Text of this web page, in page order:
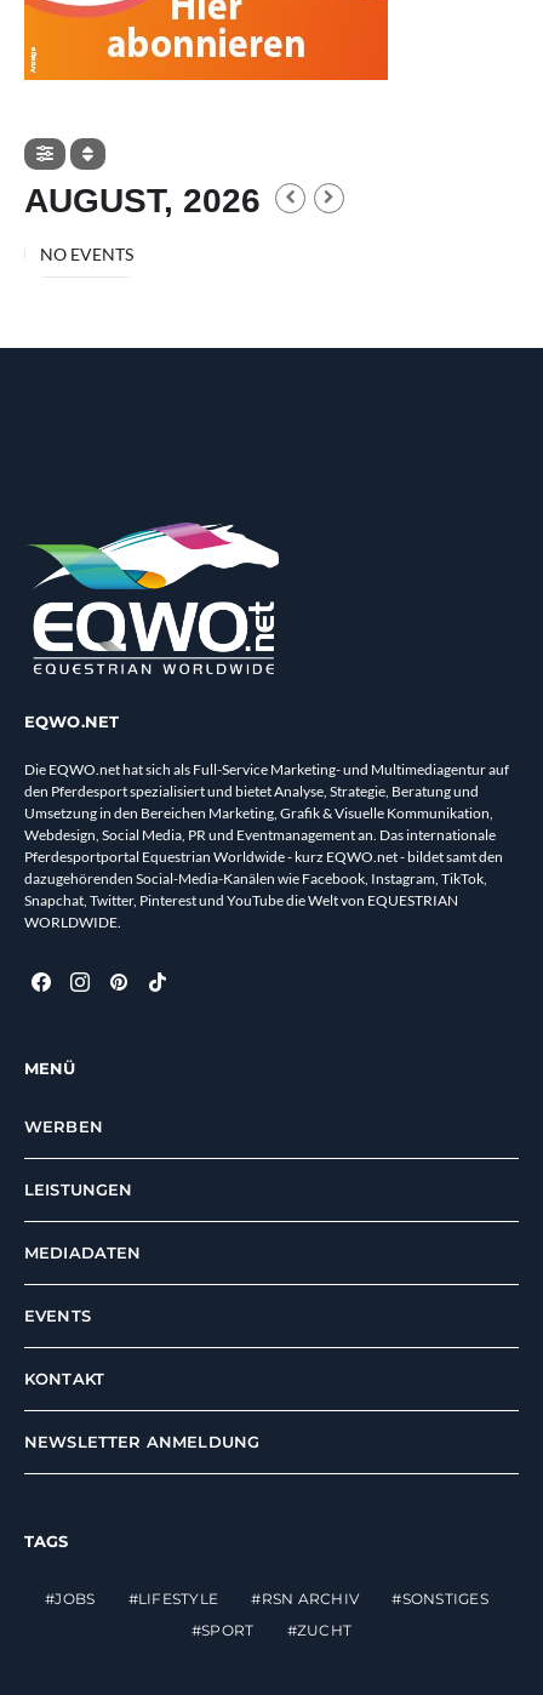
AUGUST, 2026
NO EVENTS
EQWO.NET
Die EQWO.net hat sich als Full-Service Marketing- und Multimediagentur auf
den Pferdesport spezialisiert und bietet Analyse, Strategie, Beratung und
Umsetzung in den Bereichen Marketing, Grafik & Visuelle Kommunikation,
Webdesign, Social Media, PR und Eventmanagement an. Das internationale
Pferdesportportal Equestrian Worldwide - kurz EQWO.net - bildet samt den
dazugehörenden Social-Media-Kanälen wie Facebook, Instagram, TikTok,
Snapchat, Twitter, Pinterest und YouTube die Welt von EQUESTRIAN
WORLDWIDE.
MENÜ
WERBEN
LEISTUNGEN
MEDIADATEN
EVENTS
KONTAKT
NEWSLETTER ANMELDUNG
TAGS
JOBS LIFESTYLE RSN ARCHIV
SONSTIGES
SPORT
ZUCHT